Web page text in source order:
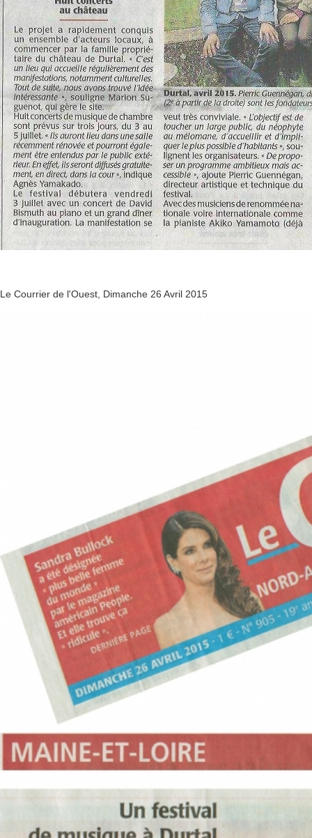
Le Courrier de l'Ouest, Dimanche 26 Avril 2015